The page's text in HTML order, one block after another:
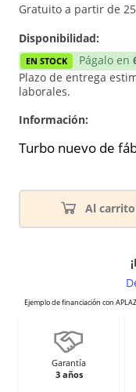
Gratuito a partir de
Disponibilidad:
EN STOCK Págalo en
Plazo de entrega
laborales.
Información:
Turbo nuevo de
Al carrito
Garantía
3 años